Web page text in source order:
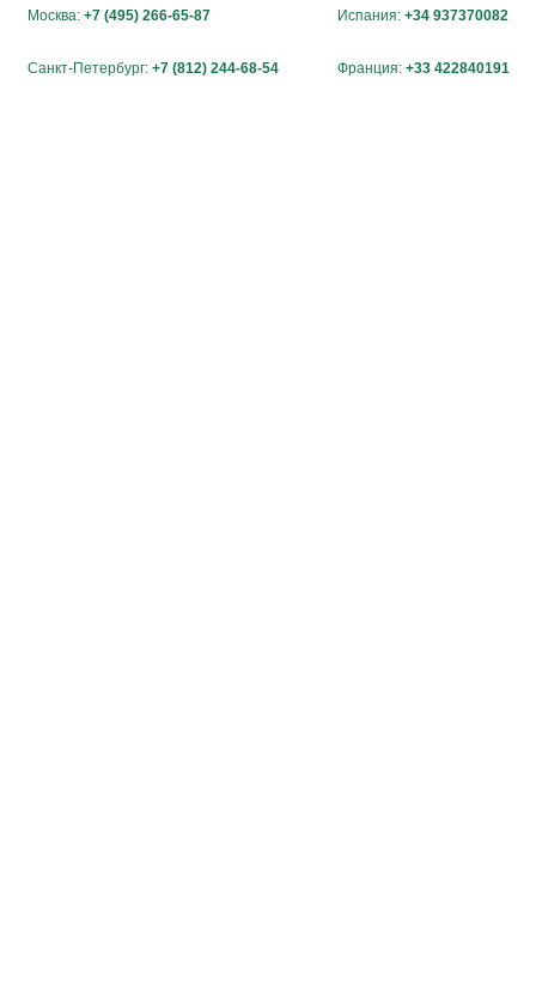
Москва: +7 (495) 266-65-87 Испания: +34 937370082
Санкт-Петербург: +7 (812) 244-68-54 Франция: +33 422840191